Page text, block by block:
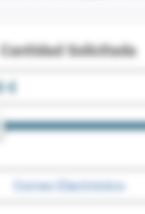
Cantidad Solicitada